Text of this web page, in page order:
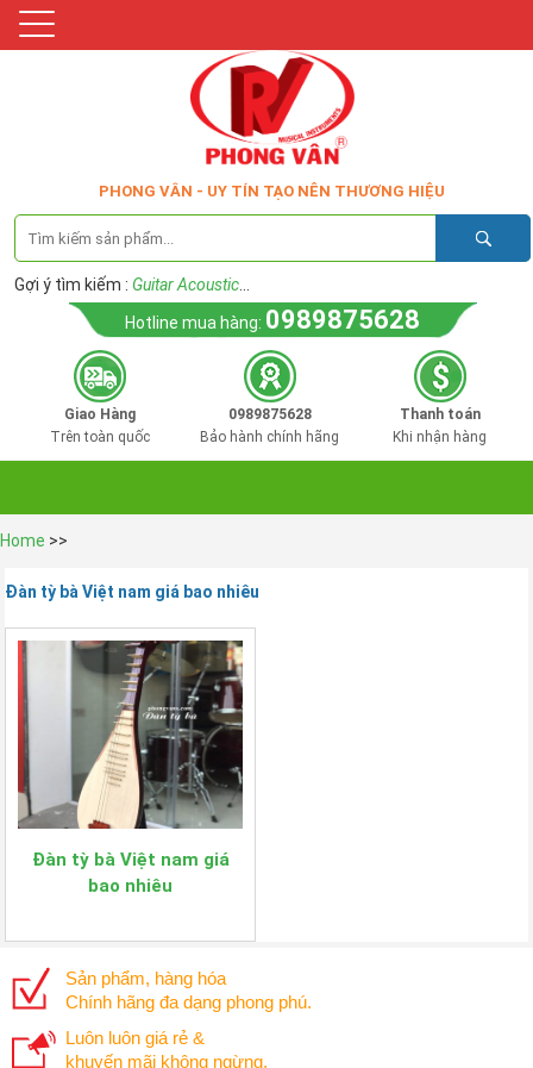
PHONG VÂN - UY TÍN TẠO NÊN THƯƠNG HIỆU
Gợi ý tìm kiếm : Guitar Acoustic
Hotline mua hàng: 0989875628
Giao Hàng
Trên toàn quốc
0989875628
Bảo hành chính hãng
Thanh toán
Khi nhận hàng
Home >>
Đàn tỳ bà Việt nam giá bao nhiêu
Đàn tỳ bà Việt nam giá
bao nhiêu
Sản phẩm, hàng hóa
Chính hãng đa dạng phong phú.
Luôn luôn giá rẻ &
khuyến mãi không ngừng.